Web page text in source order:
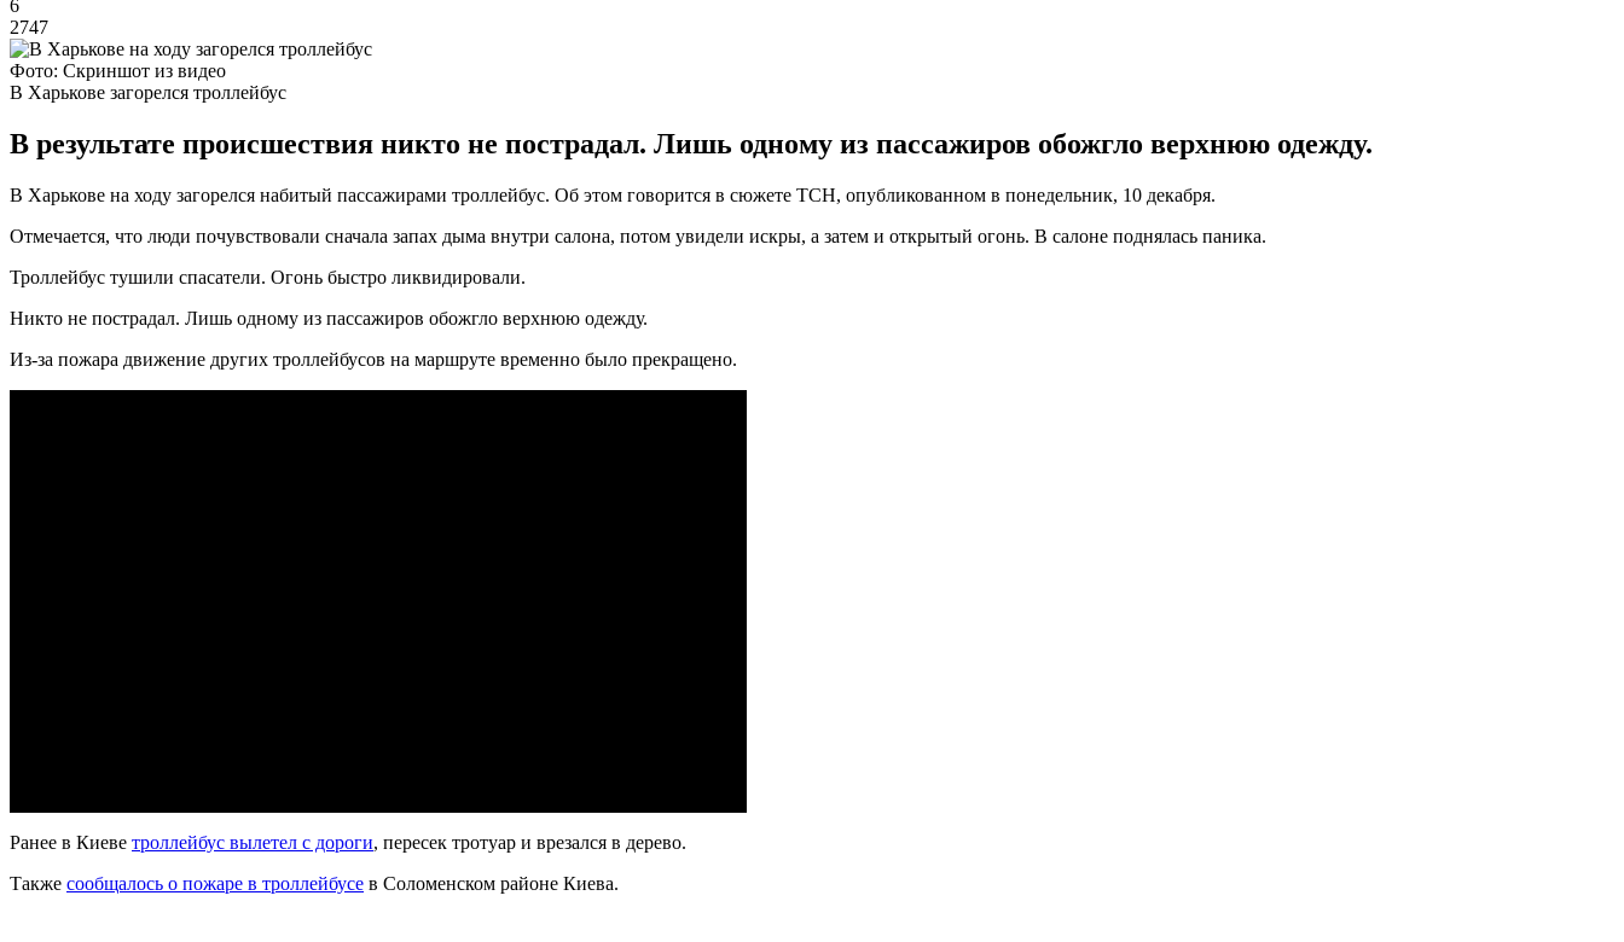
6
2747
Фото: Скриншот из видео
В Харькове загорелся троллейбус
В результате происшествия никто не пострадал. Лишь одному из пассажиров обожгло верхнюю одежду.
В Харькове на ходу загорелся набитый пассажирами троллейбус. Об этом говорится в сюжете ТСН, опубликованном в понедельник, 10 декабря.
Отмечается, что люди почувствовали сначала запах дыма внутри салона, потом увидели искры, а затем и открытый огонь. В салоне поднялась паника.
Троллейбус тушили спасатели. Огонь быстро ликвидировали.
Никто не пострадал. Лишь одному из пассажиров обожгло верхнюю одежду.
Из-за пожара движение других троллейбусов на маршруте временно было прекращено.
Ранее в Киеве троллейбус вылетел с дороги, пересек тротуар и врезался в дерево.
Также сообщалось о пожаре в троллейбусе в Соломенском районе Киева.